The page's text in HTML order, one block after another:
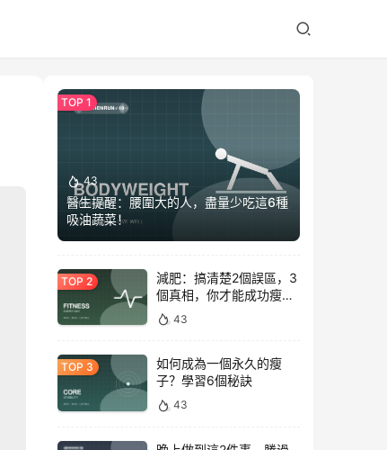
43
醫生提醒：腰圍大的人，盡量少吃這6種
吸油蔬菜！
減肥：搞清楚2個誤區，3
個真相，你才能成功瘦下
來！43
如何成為一個永久的瘦
子？學習6個秘訣
43